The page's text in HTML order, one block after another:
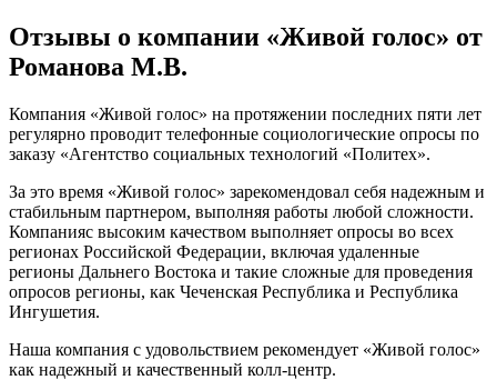
Отзывы о компании «Живой голос» от
Романова М.В.
Компания «Живой голос» на протяжении последних пяти лет
регулярно проводит телефонные социологические опросы по
заказу «Агентство социальных технологий «Политех».
За это время «Живой голос» зарекомендовал себя надежным и
стабильным партнером, выполняя работы любой сложности.
Компанияс высоким качеством выполняет опросы во всех
регионах Российской Федерации, включая удаленные
регионы Дальнего Востока и такие сложные для проведения
опросов регионы, как Чеченская Республика и Республика
Ингушетия.
Наша компания с удовольствием рекомендует «Живой голос»
как надежный и качественный колл-центр.